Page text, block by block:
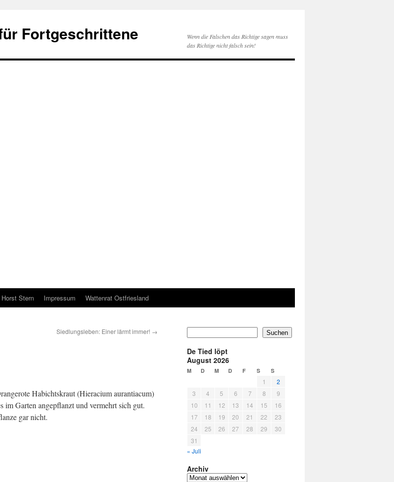
Fortgeschrittene
Wenn die Falschen das Richtige sagen muss
das Richtige nicht falsch sein!
Horst Stern Impressum Wattenrat Ostfriesland
Siedlungsleben: Einer lärmt immer! →
Habichtskraut (Hieracium aurantiacum)
im Garten angepflanzt und vermehrt sich gut.
gar nicht.
Suchen
De Tied löpt
August 2026
M D M D F S S
1
2
3
4 5 6 7 8
9
10
11 12 13 14 15
16
17
18 19 20 21 22
23
24
25 26 27 28 29
30
31
« Juli
Archiv
Archiv